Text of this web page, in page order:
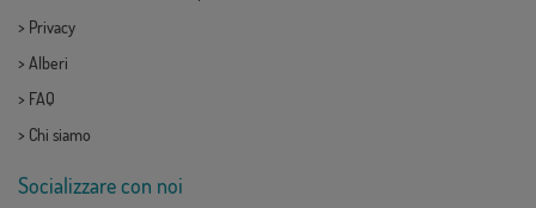
> Privacy
> Alberi
> FAQ
> Chi siamo
Socializzare con noi